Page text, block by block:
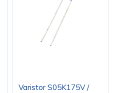
Varistor S05K175V /